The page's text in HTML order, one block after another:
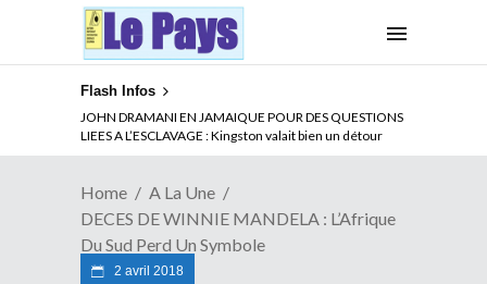
Flash Infos
JOHN DRAMANI EN JAMAIQUE POUR DES QUESTIONS
LIEES A L’ESCLAVAGE : Kingston valait bien un détour
ABSENCE PROLONGEE DE PAUL BIYA DU CAMEROUN :
Qui pilote le Cameroun ?
Home
A La Une
DECES DE WINNIE MANDELA : L’Afrique
Du Sud Perd Un Symbole
2 avril 2018